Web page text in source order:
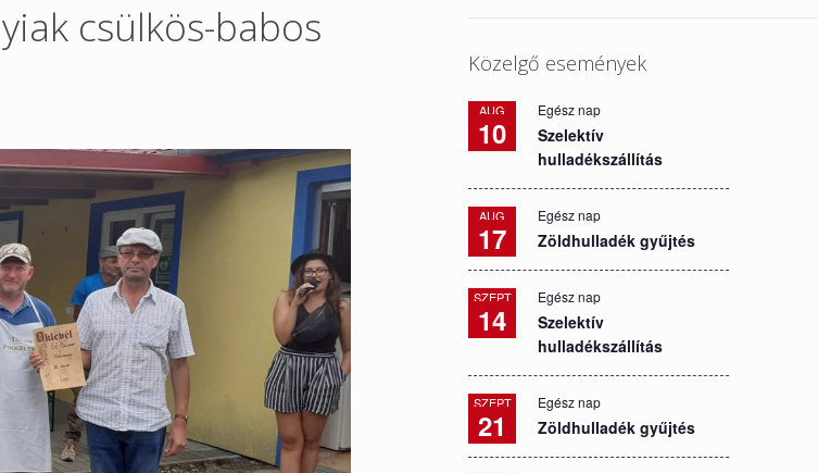
csülkös-babos
Közelgő események
AUG
10
Egész nap
Szelektív
hulladékszállítás
AUG
17
Egész nap
Zöldhulladék gyűjtés
SZEPT
14
Egész nap
Szelektív
hulladékszállítás
SZEPT
21
Egész nap
Zöldhulladék gyűjtés